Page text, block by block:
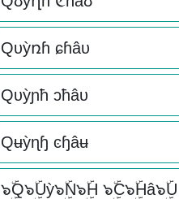
Qυỳռɦ ɕɦâυ
Qυỳɲħ ɔħâυ
Qʉỳɳɧ ͼɧâʉ
๖ۣۜQ๖ۣۜUỳ๖ۣۜN๖ۣۜH ๖ۣۜC๖ۣۜHâ๖ۣۜU